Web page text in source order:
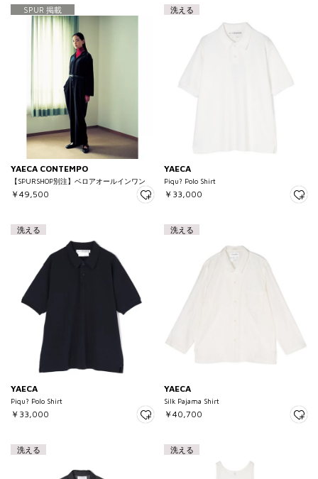
SPUR 掲載
YAECA CONTEMPO
【SPURSHOP別注】ベロアオールインワン
￥49,500
洗える
YAECA
Piqu? Polo Shirt
￥33,000
洗える
YAECA
Piqu? Polo Shirt
￥33,000
洗える
YAECA
Silk Pajama Shirt
￥40,700
洗える 洗える